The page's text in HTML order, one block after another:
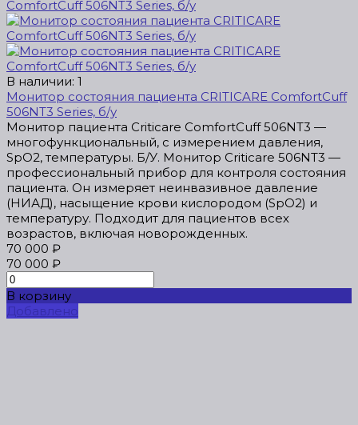
В наличии: 1
Монитор состояния пациента CRITICARE ComfortCuff
506NT3 Series, б/у
Монитор пациента Criticare ComfortCuff 506NT3 —
многофункциональный, с измерением давления,
SpO2, температуры. Б/У. Монитор Criticare 506NT3 —
профессиональный прибор для контроля состояния
пациента. Он измеряет неинвазивное давление
(НИАД), насыщение крови кислородом (SpO2) и
температуру. Подходит для пациентов всех
возрастов, включая новорожденных.
70 000 ₽
70 000 ₽
В корзину
Добавлено